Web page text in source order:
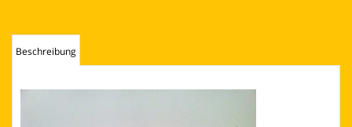
Beschreibung